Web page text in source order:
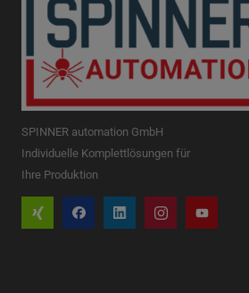
SPINNER automation GmbH
Individuelle Komplettlösungen für
Ihre Produktion